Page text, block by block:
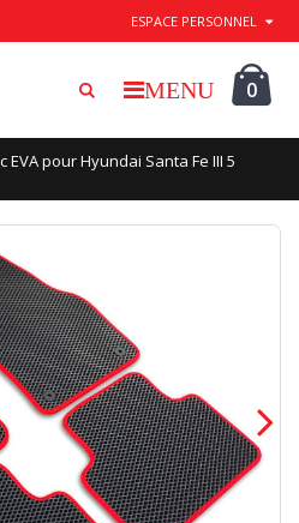
ESPACE PERSONNEL
0
EVA pour Hyundai Santa Fe III 5